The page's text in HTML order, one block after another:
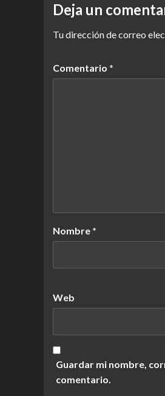
Deja un
Tu dirección de correo
Comentario *
Nombre *
Web
Guardar mi nombre,
comentario.